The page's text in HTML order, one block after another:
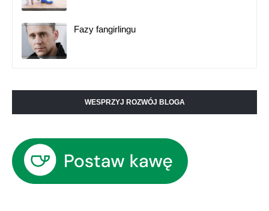
Fazy fangirlingu
WESPRZYJ ROZWÓJ BLOGA